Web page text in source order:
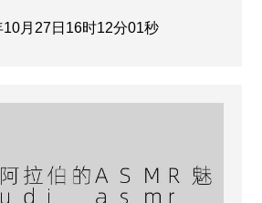
10月27日16时12分01秒